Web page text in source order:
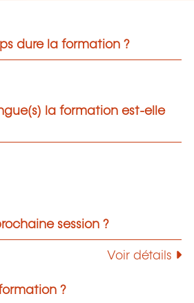
dure la formation ?
la formation est-elle
session ?
Voir détails
?